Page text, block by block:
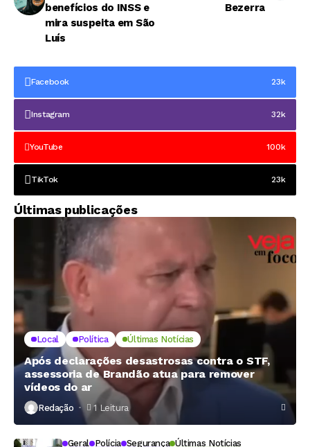
benefícios do INSS e
mira suspeita em São
Luís
Bezerra
Facebook 23k
Instagram 32k
YouTube 100k
TikTok 23k
Últimas publicações
Local Política Últimas Notícias
Após declarações desastrosas contra o STF,
assessoria de Brandão atua para remover
vídeos do ar
Redação 1 Leitura
Geral Polícia Segurança Últimas Notícias